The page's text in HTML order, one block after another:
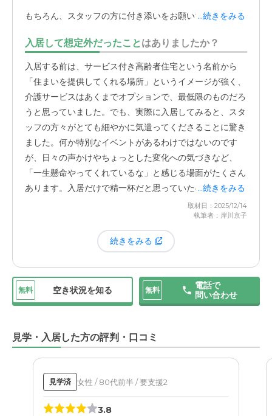
りませんが、会いに行った時の スタッフさんの言葉の端々
ことが伝わってきます。専門的なスキルももちろん大切で
すが、こうした「人」の部分で安心できるのは、施設を信
頼する上でとても重要なことだと感じています。訪問診療
のお医者さんが定期的に来てくださるのも、大きな安心材
料です。実は、入居当初にお世話になっていた訪問診療の
先生から、途中で別の先生に変わったのですが、今の先生
もとても良い方で、手厚く見ていただけているように感じ
ます。同じ訪問診療でも、病院によって対応に差があるん
だな、ということを実感しました。 何かあった時に、すぐ
相談できる医療機関と繋がっている という事実は、遠方で
暮らす私たち家族にとって、何より心強いです。
もちろん、スタッフの方に付き添いをお願いすることもで
言われてしまうこともあります。これはどこの施設も同じ
ような状況だと思いますが、もう少し柔軟に対応していた
だけると助かるな、と感じることはあります。
また、入居してから2回ほど入院したことがあり、その時
は「このままここで暮らし続けるのは難しいかもしれな
い」と真剣に考え、特別養護老人ホームの申し込みもしま
した。幸い、ここ2年ほどは体調も落ち着いていますが、
今後さらに介護が必要になった時に、サ高住であるこの施
設でどこまで対応してもらえるのかという不安は常にあり
...続きをみる
入居して想定外だったことはありましたか？
入居する前は、サービス付き高齢者住宅という名前から
「住まいを提供してくれる場所」というイメージが強く、
介護サービスはあくまでオプションで、最低限のものだろ
うと思っていました。でも、実際に入居してみると、スタ
ッフの方々がとても細やかに気遣ってくださることに驚き
ました。何か特別なイベントがあるわけではないのです
が、日々の声かけやちょっとした変化への気づきなど、
「一生懸命やってくれているな」と感じる場面がたくさん
あります。入居だけで精一杯だと思っていたので、これは
...続きをみる
取材日：2025/12/14
執筆者：岸川京子
続きをみる
無料 空き状況を知る 無料
電話で
問い合わせ
見学・入居した方の評判・口コミ
見学済 女性 / 80代前半 / 要支援2
3.8